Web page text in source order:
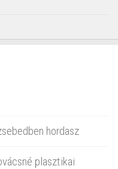
hordasz
plasztikai